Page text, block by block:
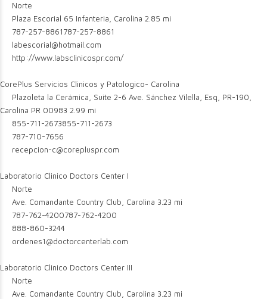
Norte
Plaza Escorial 65 Infanteria, Carolina 2.85 mi
787-257-8861787-257-8861
labescorial@hotmail.com
http://www.labsclinicospr.com/
CorePlus Servicios Clinicos y Patologico- Carolina
Plazoleta la Cerámica, Suite 2-6 Ave. Sánchez Vilella, Esq, PR-190,
Carolina PR 00983 2.99 mi
855-711-2673855-711-2673
787-710-7656
recepcion-c@corepluspr.com
Laboratorio Clinico Doctors Center I
Norte
Ave. Comandante Country Club, Carolina 3.23 mi
787-762-4200787-762-4200
888-860-3244
ordenes1@doctorcenterlab.com
Laboratorio Clinico Doctors Center III
Norte
Ave. Comandante Country Club, Carolina 3.23 mi